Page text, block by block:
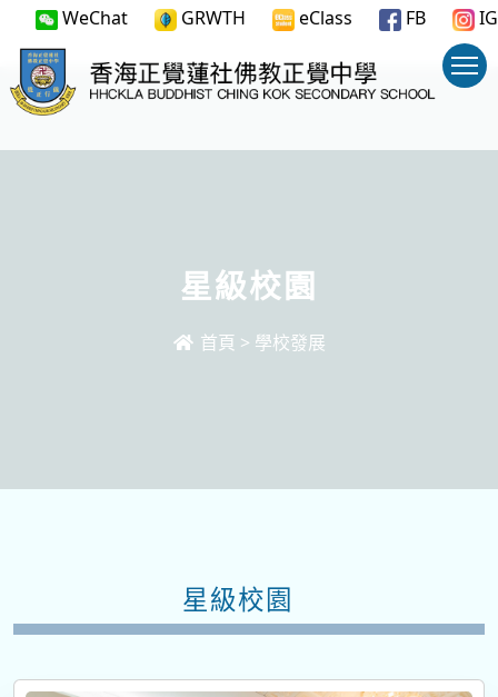
WeChat GRWTH eClass FB IG
星級校園
首頁 > 學校發展
星級校園